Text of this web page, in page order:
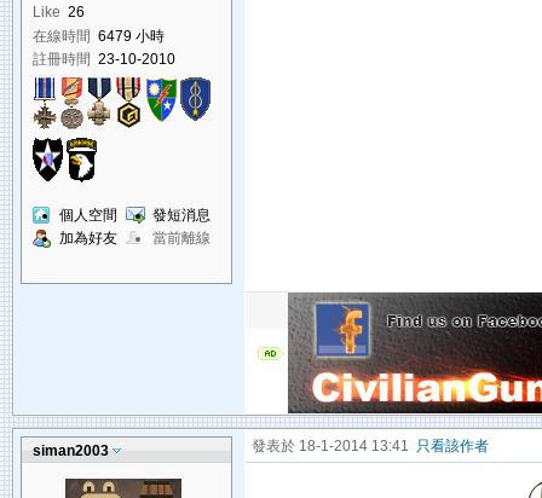
Like 26
在線時間 6479 小時
註冊時間 23-10-2010
個人空間
發短消息
加為好友
當前離線
siman2003 發表於 18-1-2014 13:41 只看該作者